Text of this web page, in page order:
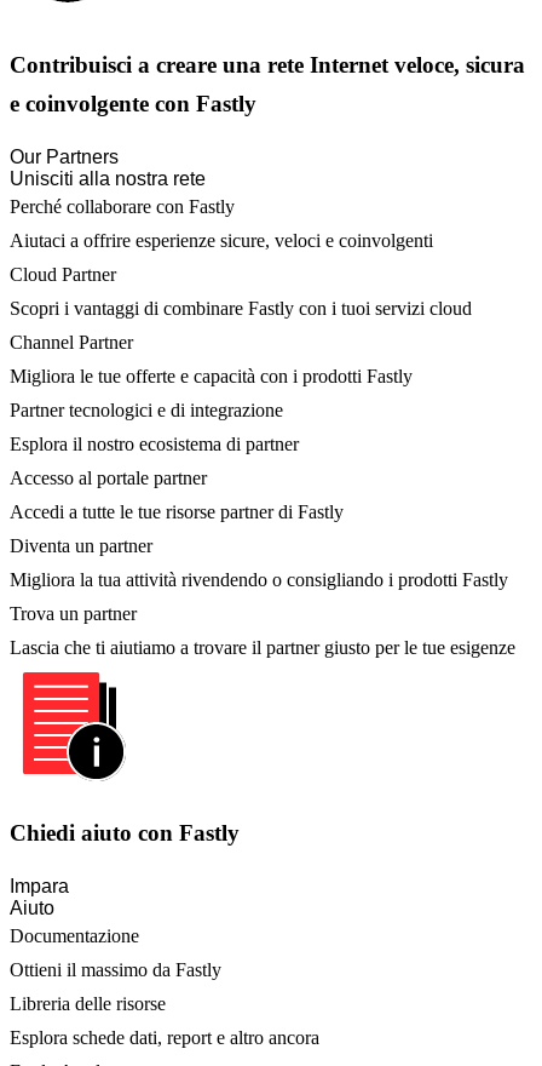
Contribuisci a creare una rete Internet veloce, sicura
e coinvolgente con Fastly
Our Partners
Unisciti alla nostra rete
Perché collaborare con Fastly
Aiutaci a offrire esperienze sicure, veloci e coinvolgenti
Cloud Partner
Scopri i vantaggi di combinare Fastly con i tuoi servizi cloud
Channel Partner
Migliora le tue offerte e capacità con i prodotti Fastly
Partner tecnologici e di integrazione
Esplora il nostro ecosistema di partner
Accesso al portale partner
Accedi a tutte le tue risorse partner di Fastly
Diventa un partner
Migliora la tua attività rivendendo o consigliando i prodotti Fastly
Trova un partner
Lascia che ti aiutiamo a trovare il partner giusto per le tue esigenze
Chiedi aiuto con Fastly
Impara
Aiuto
Documentazione
Ottieni il massimo da Fastly
Libreria delle risorse
Esplora schede dati, report e altro ancora